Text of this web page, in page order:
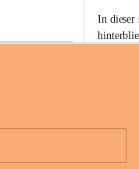
e
n
a
In dieser